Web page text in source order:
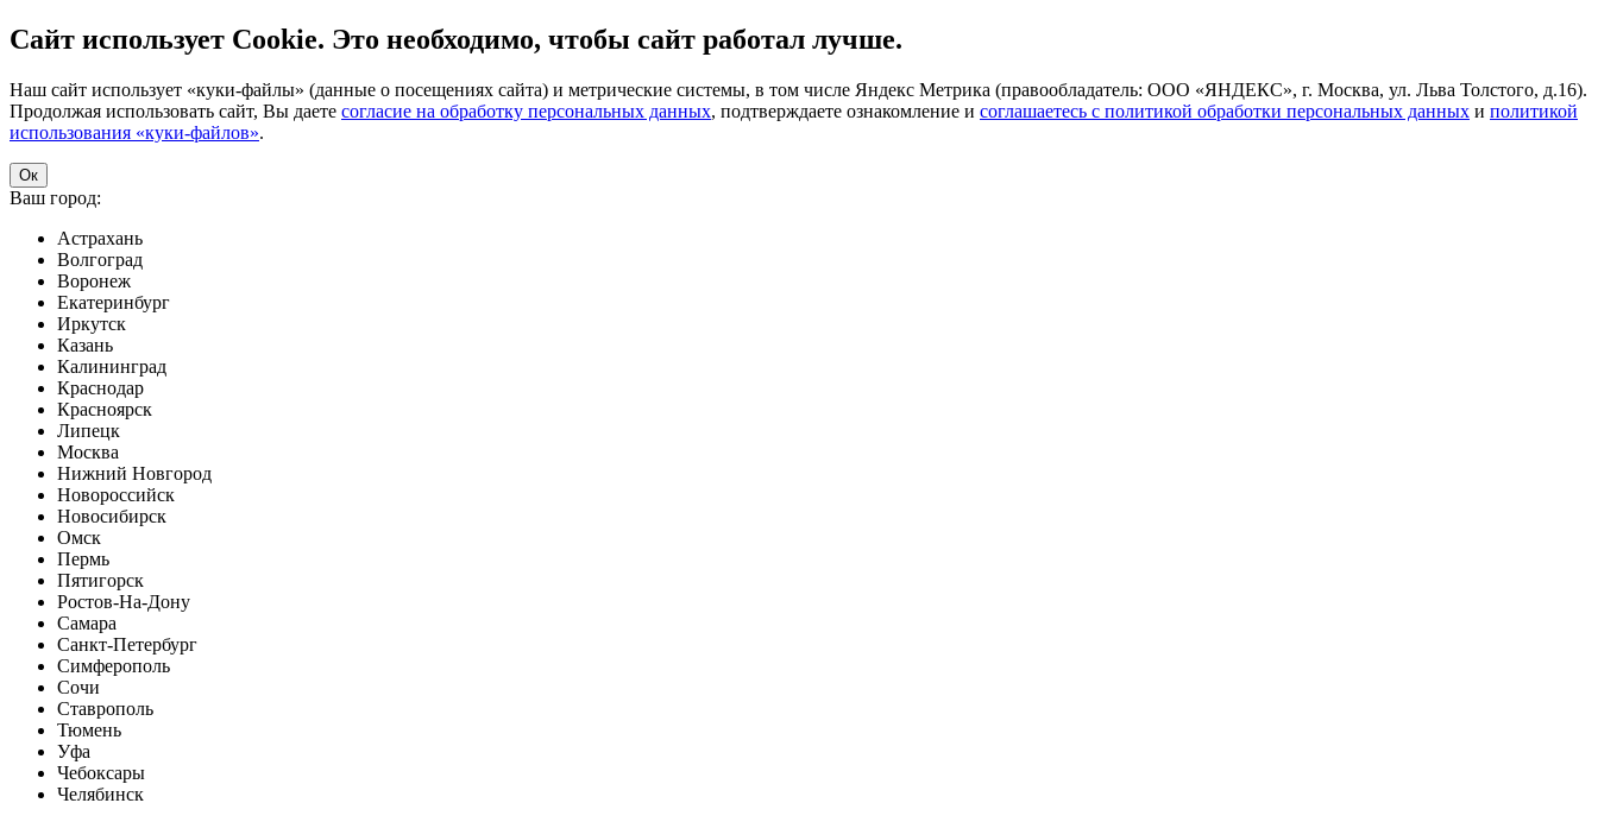
Сайт использует Cookie. Это необходимо, чтобы сайт работал лучше.
Наш сайт использует «куки-файлы» (данные о посещениях сайта) и метрические системы, в том числе Яндекс Метрика (правообладатель: ООО «ЯНДЕКС», г. Москва, ул. Льва Толстого, д.16).
Продолжая использовать сайт, Вы даете согласие на обработку персональных данных, подтверждаете ознакомление и соглашаетесь с политикой обработки персональных данных и политикой
использования «куки-файлов».
Ок
Ваш город:
Астрахань
Волгоград
Воронеж
Екатеринбург
Иркутск
Казань
Калининград
Краснодар
Красноярск
Липецк
Москва
Нижний Новгород
Новороссийск
Новосибирск
Омск
Пермь
Пятигорск
Ростов-На-Дону
Самара
Санкт-Петербург
Симферополь
Сочи
Ставрополь
Тюмень
Уфа
Чебоксары
Челябинск